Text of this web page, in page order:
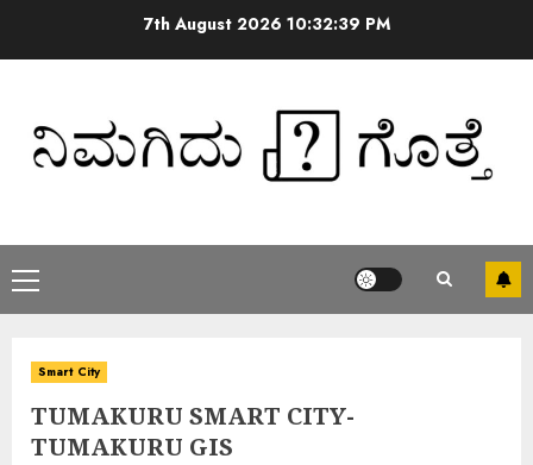
7th August 2026 10:32:39 PM
Smart City
TUMAKURU SMART CITY-
TUMAKURU GIS